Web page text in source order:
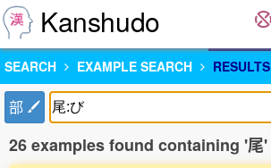
Kanshudo
SEARCH EXAMPLE SEARCH RESULTS
部
26 examples found containing '尾'